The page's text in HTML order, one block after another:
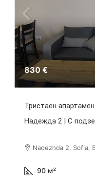
830 €
Тристаен
Надежда 2 | С
Nadezhda 2, Sofia,
90 м²